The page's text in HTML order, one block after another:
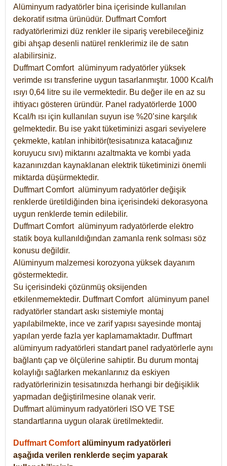
Alüminyum radyatörler bina içerisinde kullanılan
dekoratif ısıtma ürünüdür. Duffmart Comfort
radyatörlerimizi düz renkler ile sipariş verebileceğiniz
gibi ahşap desenli natürel renklerimiz ile de satın
alabilirsiniz.
Duffmart Comfort alüminyum radyatörler yüksek
verimde ısı transferine uygun tasarlanmıştır. 1000 Kcal/h
ısıyı 0,64 litre su ile vermektedir. Bu değer ile en az su
ihtiyacı gösteren üründür. Panel radyatörlerde 1000
Kcal/h ısı için kullanılan suyun ise %20’sine karşılık
gelmektedir. Bu ise yakıt tüketiminizi asgari seviyelere
çekmekte, katılan inhibitör(tesisatınıza katacağınız
koruyucu sıvı) miktarını azaltmakta ve kombi yada
kazanınızdan kaynaklanan elektrik tüketiminizi önemli
miktarda düşürmektedir.
Duffmart Comfort alüminyum radyatörler değişik
renklerde üretildiğinden bina içerisindeki dekorasyona
uygun renklerde temin edilebilir.
DuffmartComfort alüminyum radyatörlerde elektro
statik boya kullanıldığından zamanla renk solması söz
konusu değildir.
Alüminyum malzemesi korozyona yüksek dayanım
göstermektedir.
Su içerisindeki çözünmüş oksijenden
etkilenmemektedir. DuffmartComfort alüminyum panel
radyatörler standart askı sistemiyle montaj
yapılabilmekte, ince ve zarif yapısı sayesinde montaj
yapılan yerde fazla yer kaplamamaktadır. Duffmart
alüminyum radyatörleri standart panel radyatörlerle aynı
bağlantı çap ve ölçülerine sahiptir. Bu durum montaj
kolaylığı sağlarken mekanlarınız da eskiyen
radyatörlerinizin tesisatınızda herhangi bir değişiklik
yapmadan değiştirilmesine olanak verir.
Duffmart alüminyum radyatörleri ISO VE TSE
standartlarına uygun olarak üretilmektedir.
Duffmart Comfort alüminyum radyatörleri
aşağıda verilen renklerde seçim yaparak